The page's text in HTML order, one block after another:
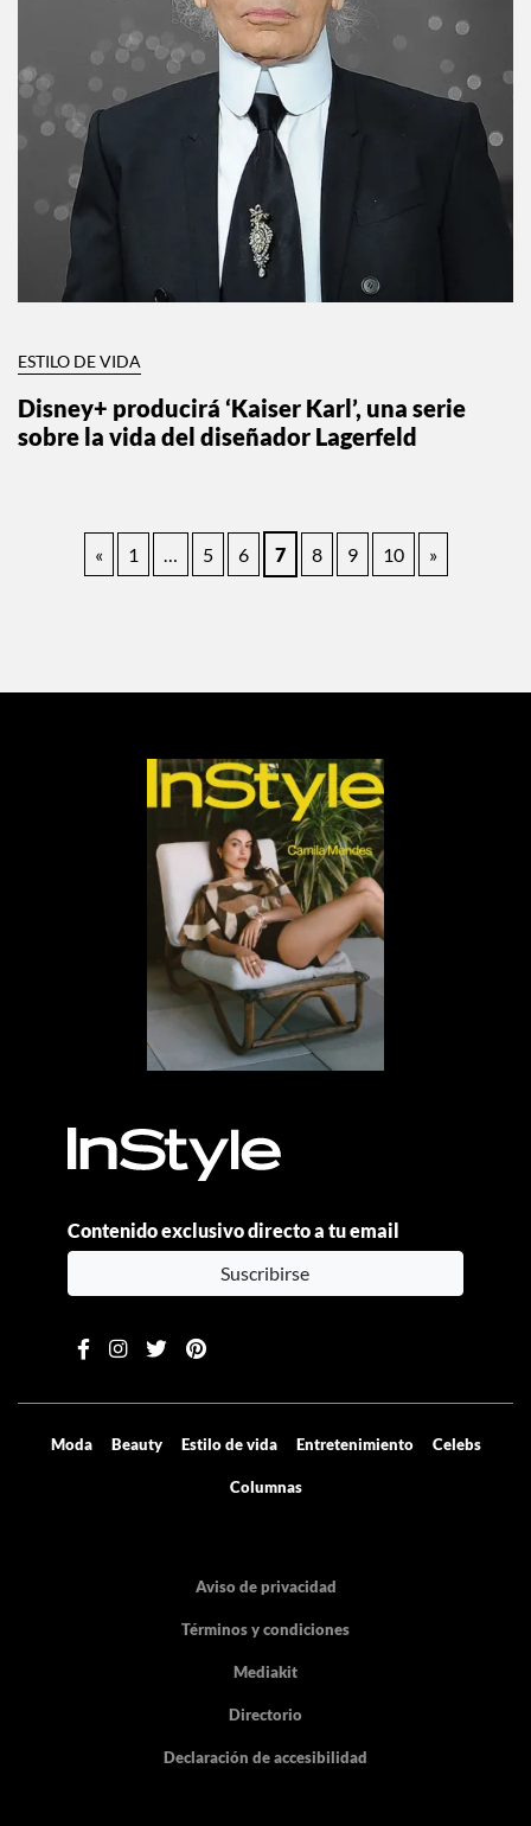
ESTILO DE VIDA
Disney+ producirá ‘Kaiser Karl’, una serie
sobre la vida del diseñador Lagerfeld
Paginación
« 1 … 5 6 7 8 9 10 »
Contenido exclusivo directo a tu email
Suscribirse
Moda Beauty Estilo de vida Entretenimiento Celebs
Columnas
Aviso de privacidad
Términos y condiciones
Mediakit
Directorio
Declaración de accesibilidad